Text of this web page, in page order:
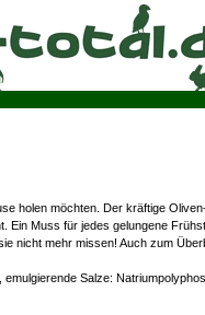
holen möchten. Der kräftige
Ein Muss für jedes gelungene
nicht mehr missen! Auch zum
Salze: